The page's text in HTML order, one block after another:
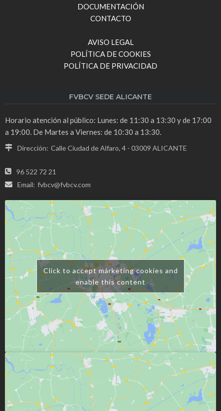
DOCUMENTACIÓN
CONTACTO
AVISO LEGAL
POLÍTICA DE COOKIES
POLÍTICA DE PRIVACIDAD
FVBCV SEDE ALICANTE
Horario atención al público: Lunes: de 11:30 a 13:30 y de 17:00
a 19:00. De Martes a Viernes: de 10:30 a 13:30.
Dirección: Calle Ciudad de Alfaro, 4 - 03009 ALICANTE
96 522 72 21
Email: fvbcv@fvbcv.com
Click to accept márketing cookies and
enable this content